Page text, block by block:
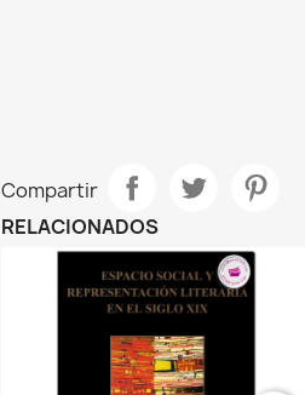
Compartir
RELACIONADOS